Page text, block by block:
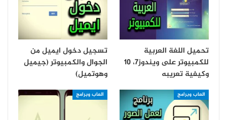
تحميل اللغة العربية
للكمبيوتر على ويندوز7، 10
وكيفية تعريبه
تسجيل دخول ايميل من
الجوال والكمبيوتر (جيميل
وهوتميل)
العاب وبرامج العاب وبرامج